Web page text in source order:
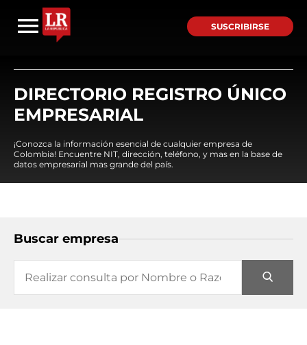
SUSCRIBIRSE
DIRECTORIO REGISTRO ÚNICO
EMPRESARIAL
¡Conozca la información esencial de cualquier empresa de
Colombia! Encuentre NIT, dirección, teléfono, y mas en la base de
datos empresarial mas grande del país.
Buscar empresa